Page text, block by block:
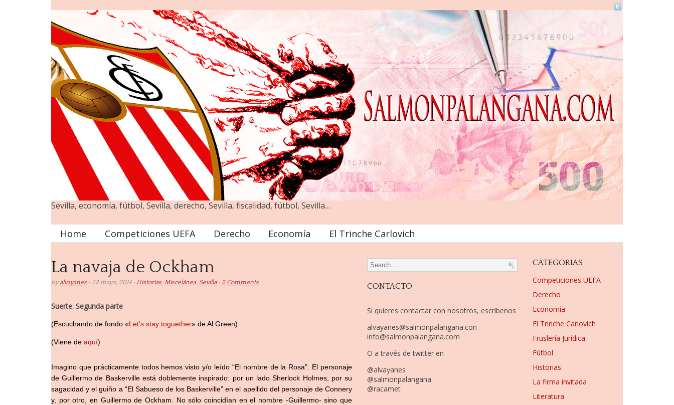
Sevilla, economía, fútbol, Sevilla, derecho, Sevilla, fiscalidad, fútbol, Sevilla…
Main menu
Home Competiciones UEFA Derecho Economía El Trinche Carlovich
La navaja de Ockham
byalvayanes • 22 mayo, 2014 • Historias, Miscelánea, Sevilla• 2 Comments
Suerte. Segunda parte
(Escuchando de fondo «Let’s stay toguether» de Al Green)
(Viene de aquí)
Imagino que prácticamente todos hemos visto y/o leído “El nombre de la Rosa”. El personaje
de Guillermo de Baskerville está doblemente inspirado: por un lado Sherlock Holmes, por su
sagacidad y el guiño a “El Sabueso de los Baskerville” en el apellido del personaje de Connery
y, por otro, en Guillermo de Ockham. No sólo coincidían en el nombre -Guillermo- sino que
Search for:
CONTACTO
Si quieres contactar con nosotros, escríbenos
alvayanes@salmonpalangana.con
info@salmonpalangana.com
O a través de twitter en
@alvayanes
@salmonpalangana
@racamet
CATEGORIAS
Competiciones UEFA
Derecho
Economía
El Trinche Carlovich
Fruslería Jurídica
Fútbol
Historias
La firma invitada
Literatura